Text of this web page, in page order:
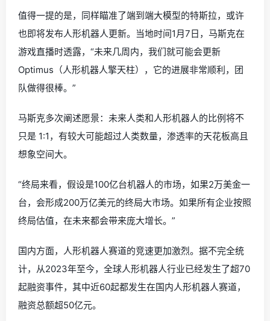
值得一提的是，同样瞄准了端到端大模型的特斯拉，或许
也即将发布人形机器人更新。当地时间1月7日，马斯克在
游戏直播时透露，“未来几周内，我们就可能会更新
Optimus（人形机器人擎天柱），它的进展非常顺利，团
队做得很棒。”
马斯克多次阐述愿景：未来人类和人形机器人的比例将不
只是 1:1，有较大可能超过人类数量，渗透率的天花板高且
想象空间大。
“终局来看，假设是100亿台机器人的市场，如果2万美金一
台，会形成200万亿美元的终局大市场。如果所有企业按照
终局估值，在未来都会带来庞大增长。”
国内方面，人形机器人赛道的竞速更加激烈。据不完全统
计，从2023年至今，全球人形机器人行业已经发生了超70
起融资事件，其中近60起都发生在国内人形机器人赛道，
融资总额超50亿元。